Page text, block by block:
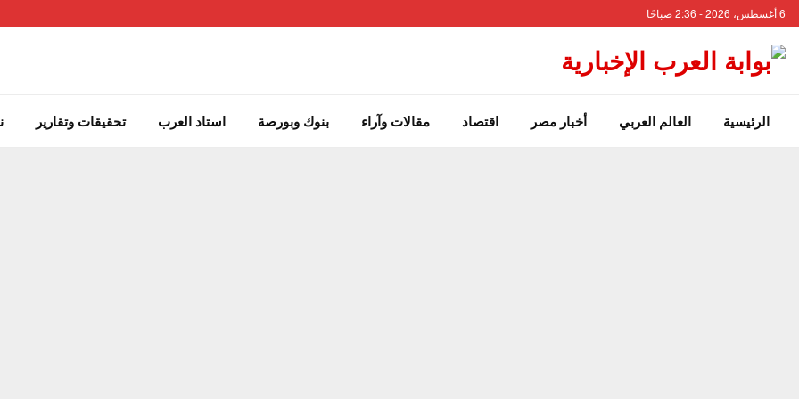
6 أغسطس، 2026 - 2:36 صباحًا
الرئيسية العالم العربي أخبار مصر اقتصاد مقالات وآراء بنوك وبورصة استاد العرب تحقيقات وتقارير